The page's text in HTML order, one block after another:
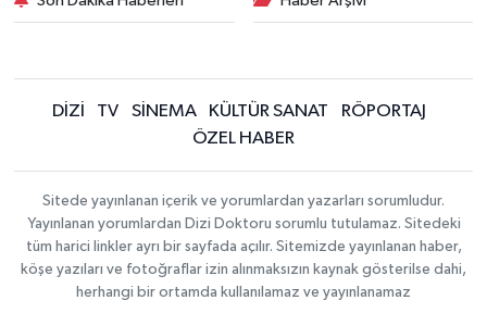
DİZİ TV SİNEMA KÜLTÜR SANAT
RÖPORTAJ
ÖZEL HABER
Sitede yayınlanan içerik ve yorumlardan yazarları sorumludur.
Yayınlanan yorumlardan Dizi Doktoru sorumlu tutulamaz. Sitedeki
tüm harici linkler ayrı bir sayfada açılır. Sitemizde yayınlanan haber,
köşe yazıları ve fotoğraflar izin alınmaksızın kaynak gösterilse dahi,
herhangi bir ortamda kullanılamaz ve yayınlanamaz